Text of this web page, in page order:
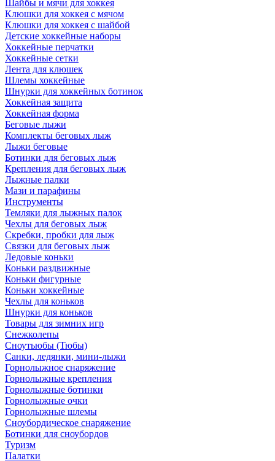
Шайбы и мячи для хоккея
Клюшки для хоккея с мячом
Клюшки для хоккея с шайбой
Детские хоккейные наборы
Хоккейные перчатки
Хоккейные сетки
Лента для клюшек
Шлемы хоккейные
Шнурки для хоккейных ботинок
Хоккейная защита
Хоккейная форма
Беговые лыжи
Комплекты беговых лыж
Лыжи беговые
Ботинки для беговых лыж
Крепления для беговых лыж
Лыжные палки
Мази и парафины
Инструменты
Темляки для лыжных палок
Чехлы для беговых лыж
Скребки, пробки для лыж
Связки для беговых лыж
Ледовые коньки
Коньки раздвижные
Коньки фигурные
Коньки хоккейные
Чехлы для коньков
Шнурки для коньков
Товары для зимних игр
Снежколепы
Сноутьюбы (Тюбы)
Санки, ледянки, мини-лыжи
Горнолыжное снаряжение
Горнолыжные крепления
Горнолыжные ботинки
Горнолыжные очки
Горнолыжные шлемы
Сноубордическое снаряжение
Ботинки для сноубордов
Туризм
Палатки